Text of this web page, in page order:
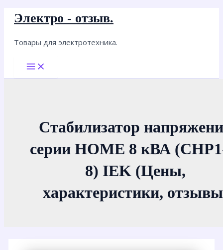
Перейти
содержимому
Электро - отзыв.
Товары для электротехника.
Main
Menu
Стабилизатор
серии HOME 8 кВА
8) IEK (Цены,
характеристики,